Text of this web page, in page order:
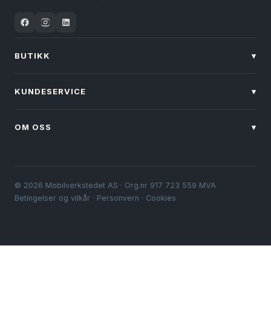
BUTIKK ▾
KUNDESERVICE ▾
OM OSS ▾
© 2026 Mobilverkstedet AS · Org.nr 917 723 559 MVA
Betingelser og vilkår · Personvern · Cookies